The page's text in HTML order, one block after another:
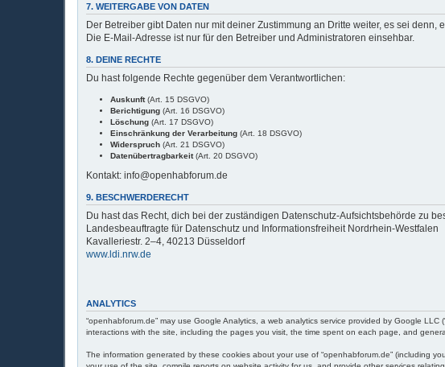
7. WEITERGABE VON DATEN
Der Betreiber gibt Daten nur mit deiner Zustimmung an Dritte weiter, es sei
Die E-Mail-Adresse ist nur für den Betreiber und Administratoren einsehbar.
8. DEINE RECHTE
Du hast folgende Rechte gegenüber dem Verantwortlichen:
Auskunft(Art. 15 DSGVO)
Berichtigung (Art. 16 DSGVO)
Löschung (Art. 17 DSGVO)
Einschränkung der Verarbeitung (Art. 18 DSGVO)
Widerspruch (Art. 21 DSGVO)
Datenübertragbarkeit(Art. 20 DSGVO)
Kontakt: info@openhabforum.de
9. BESCHWERDERECHT
Du hast das Recht, dich bei der zuständigen Datenschutz-Aufsichtsbehörde zu
Landesbeauftragte für Datenschutz und Informationsfreiheit Nordrhein-Westfalen
Kavalleriestr. 2–4, 40213 Düsseldorf
www.ldi.nrw.de
ANALYTICS
“openhabforum.de” may use Google Analytics, a web analytics service provided by Google
interactions with the site, including the pages you visit, the time spent on each page, and
The information generated by these cookies about your use of “openhabforum.de” (including